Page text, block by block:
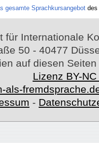
gesamte Sprachkursangebot des
für Internationale
50 - 40477
auf diesen
Lizenz BY-
als-
-